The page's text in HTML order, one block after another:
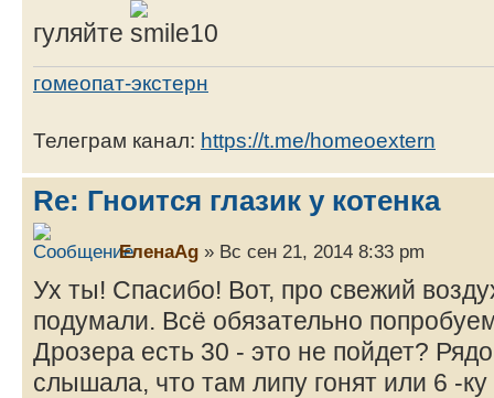
гуляйте
гомеопат-экстерн
Телеграм канал: https://t.me/homeoextern
Re: Гноится глазик у котенка
ЕленаAg » Вс сен 21, 2014 8:33 pm
Ух ты! Спасибо! Вот, про свежий
подумали. Всё обязательно
Дрозера есть 30 - это не пойдет?
слышала, что там липу гонят или 6 -